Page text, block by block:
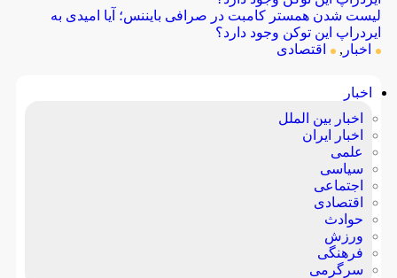
لیست شدن همستر کامبت در صرافی بایننس؛ آیا امیدی به
ایردراپ این توکن وجود دارد؟
اخبار , اقتصادی
اخبار
اخبار بین الملل
اخبار ایران
علمی
سیاسی
اجتماعی
اقتصادی
حوادث
ورزش
فرهنگی
سرگرمی